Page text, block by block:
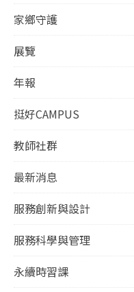
家鄉守護
展覽
年報
挺好CAMPUS
教師社群
最新消息
服務創新與設計
服務科學與管理
永續時習課